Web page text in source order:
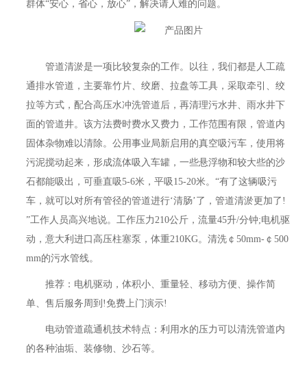
群体“安心，省心，放心”，解决请人难的问题。
管道清淤是一项比较复杂的工作。以往，我们都是人工疏
通排水管道，主要靠竹片、绞磨、拉盘等工具，采取牵引、绞
拉等方式，配合高压水冲洗管道后，再清理污水井、雨水井下
面的管道井。该方法费时费水又费力，工作范围有限，管道内
固体杂物难以清除。公用事业局新启用的真空吸污车，使用将
污泥搅动起来，形成流体吸入车罐，一些悬浮物和较大些的沙
石都能吸出，可垂直吸5-6米，平吸15-20米。“有了这辆吸污
车，就可以对所有管径的管道进行‘清肠’了，管道清淤更加了!
”工作人员高兴地说。工作压力210公斤，流量45升/分钟;电机驱
动，意大利进口高压柱塞泵，体重210KG。清洗￠50mm-￠500
mm的污水管线。
推荐：电机驱动，体积小、重量轻、移动方便、操作简
单、售后服务周到!免费上门演示!
电动管道疏通机技术特点：利用水的压力可以清洗管道内
的各种油垢、装修物、沙石等。